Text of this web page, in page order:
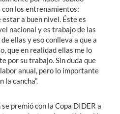
los entrenamientos:
a buen nivel. Éste es
nacional y es trabajo de las
ellas y eso conlleva a que a
que en realidad ellas me lo
por su trabajo. Sin duda que
anual, pero lo importante
la cancha”.
premió con la Copa DIDER a